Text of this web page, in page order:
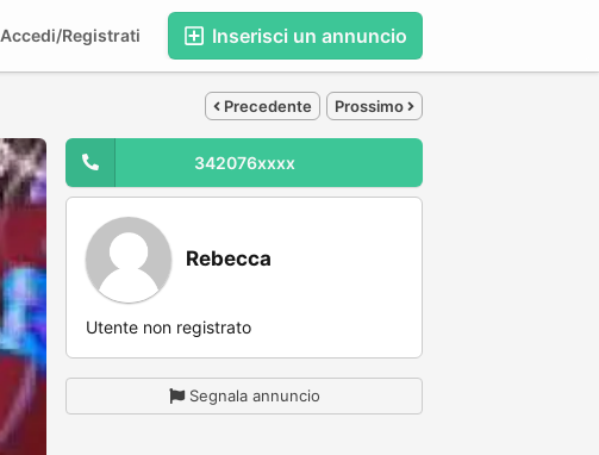
Inserisci un annuncio
Accedi/Registrati
Precedente Prossimo
342076xxxx
Rebecca
Utente non registrato
Segnala annuncio